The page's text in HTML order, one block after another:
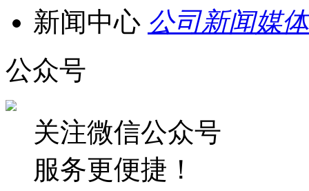
新闻中心 公司新闻媒
公众号
关注微信公众号
服务更便捷！